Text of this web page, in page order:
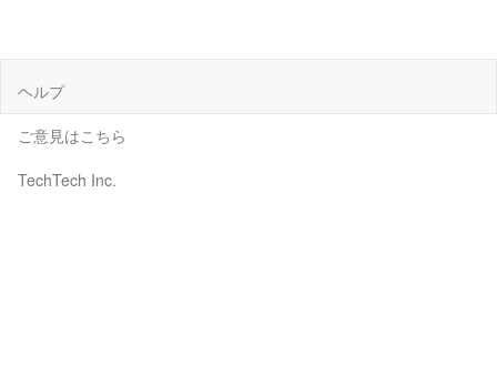
ヘルプ
ご意見はこちら
TechTech Inc.